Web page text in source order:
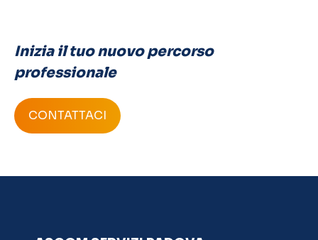
Inizia il tuo nuovo percorso
professionale
CONTATTACI